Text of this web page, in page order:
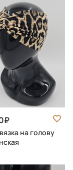
на голову